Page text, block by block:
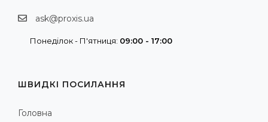
ask@proxis.ua
Понеділок - П'ятниця: 09:00 - 17:00
ШВИДКІ ПОСИЛАННЯ
Головна